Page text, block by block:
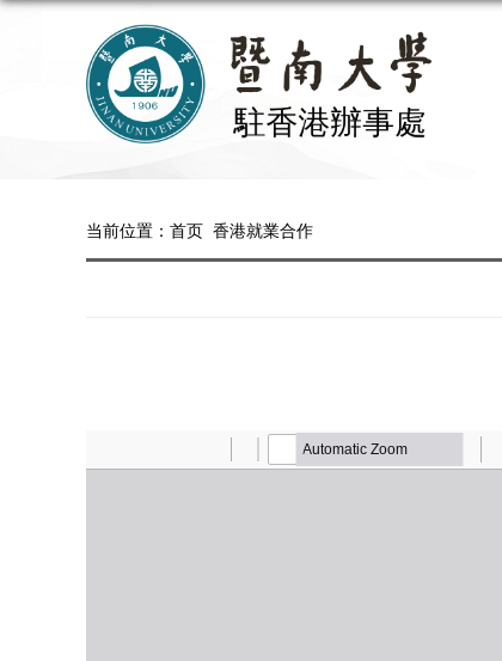
当前位置： 首页 香港就業合作